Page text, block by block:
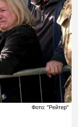
Фото: "Рейтер"